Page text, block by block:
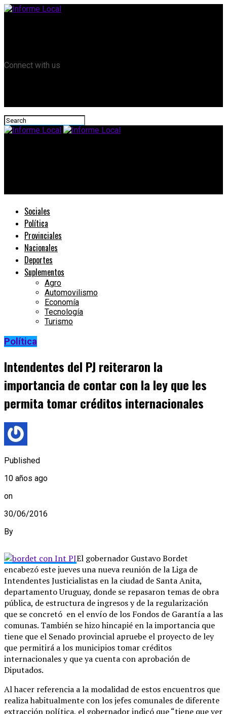
Connect with us
Sociales
Política
Provinciales
Nacionales
Deportes
Suplementos
Agro
Automovilismo
Economía
Tecnología
Turismo
Política
Intendentes del PJ reiteraron la
importancia de contar con la ley que les
permita tomar créditos internacionales
Published
10 años ago
on
30/06/2016
By
El gobernador Gustavo Bordet
encabezó este jueves una nueva reunión de la Liga de
Intendentes Justicialistas en la ciudad de Santa Anita,
departamento Uruguay, donde se repasaron temas de obra
pública, de estructura de ingresos y de la regularización
que se concretó en el envío de los Fondos de Garantía a las
comunas. También se hizo hincapié en la importancia que
tiene que el Senado provincial apruebe el proyecto de ley
que permitirá a los municipios tomar créditos
internacionales y que ya cuenta con aprobación de
Diputados.
Al hacer referencia a la modalidad de estos encuentros que
realiza habitualmente con los jefes comunales de diferente
extracción política, el gobernador indicó que “tiene que ver